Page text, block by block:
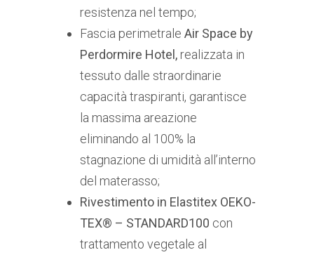
resistenza nel tempo;
Fascia perimetrale Air Space by
Perdormire Hotel, realizzata in
tessuto dalle straordinarie
capacità traspiranti, garantisce
la massima areazione
eliminando al 100% la
stagnazione di umidità all’interno
del materasso;
Rivestimento in Elastitex OEKO-
TEX® – STANDARD100 con
trattamento vegetale al